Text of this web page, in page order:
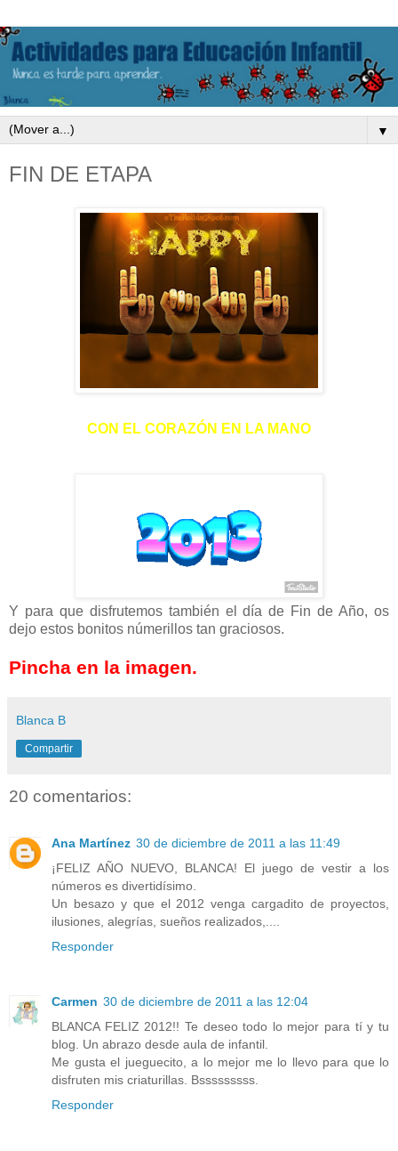
▼
FIN DE ETAPA
CON EL CORAZÓN EN LA MANO
Y para que disfrutemos también el día de Fin de Año, os
dejo estos bonitos númerillos tan graciosos.
Pincha en la imagen.
Blanca B
Compartir
20 comentarios:
Ana Martínez 30 de diciembre de 2011 a las 11:49
¡FELIZ AÑO NUEVO, BLANCA! El juego de vestir a los
números es divertidísimo.
Un besazo y que el 2012 venga cargadito de proyectos,
ilusiones, alegrías, sueños realizados,....
Responder
Carmen 30 de diciembre de 2011 a las 12:04
BLANCA FELIZ 2012!! Te deseo todo lo mejor para tí y tu
blog. Un abrazo desde aula de infantil.
Me gusta el jueguecito, a lo mejor me lo llevo para que lo
disfruten mis criaturillas. Bsssssssss.
Responder